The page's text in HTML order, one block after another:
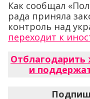
Как сообщал
рада приняла
контроль над
переходит к
Отблагодарить
и